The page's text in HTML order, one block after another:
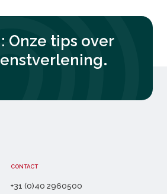
Onze tips over
.
CONTACT
+31 (0)40 2960500